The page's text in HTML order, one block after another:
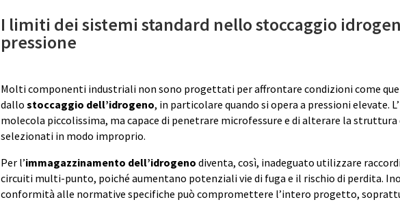
I limiti dei sistemi standard nello stoccaggio
pressione
Molti componenti industriali non sono progettati per affrontare condizioni come
dallo stoccaggio dell’idrogeno, in particolare quando si opera a pressioni elevate.
molecola piccolissima, ma capace di penetrare microfessure e di alterare la
selezionati in modo improprio.
Per l’immagazzinamento dell’idrogeno diventa, così, inadeguato utilizzare
circuiti multi-punto, poiché aumentano potenziali vie di fuga e il rischio di perdita.
conformità alle normative specifiche può compromettere l’intero progetto,